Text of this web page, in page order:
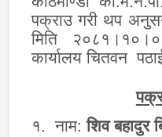
पक्राउ गरी थप
मिति २०८१। १०।
कार्यालय चितवन
प
१. नाम:शिव बहादुर